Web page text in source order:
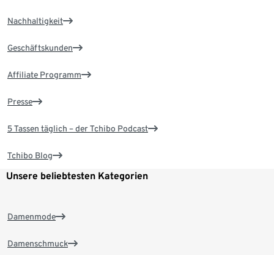
Nachhaltigkeit
Geschäftskunden
Affiliate Programm
Presse
5 Tassen täglich – der Tchibo Podcast
Tchibo Blog
Unsere beliebtesten Kategorien
Damenmode
Damenschmuck